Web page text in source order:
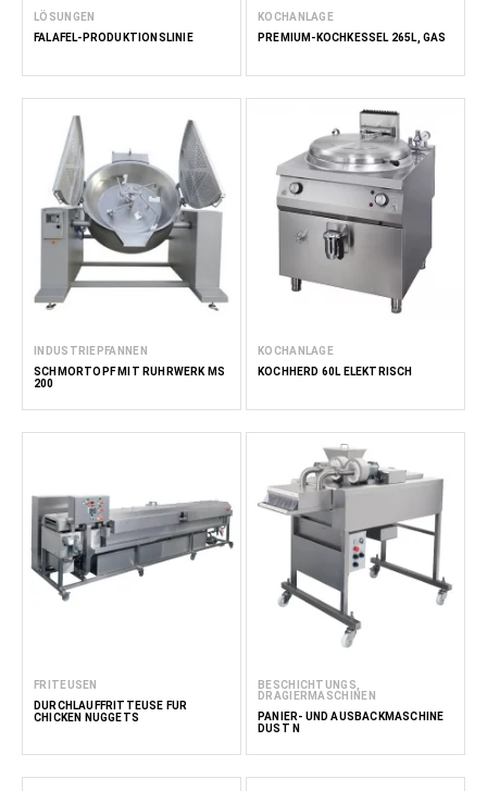
LÖSUNGEN
FALAFEL-PRODUKTIONSLINIE
KOCHANLAGE
PREMIUM-KOCHKESSEL 265L, GAS
INDUSTRIEPFANNEN
SCHMORTOPF MIT RÜHRWERK MS
200
KOCHANLAGE
KOCHHERD 60L ELEKTRISCH
FRITEUSEN
DURCHLAUFFRITTEUSE FÜR
CHICKEN NUGGETS
BESCHICHTUNGS,
DRAGIERMASCHINEN
PANIER- UND AUSBACKMASCHINE
DUST N